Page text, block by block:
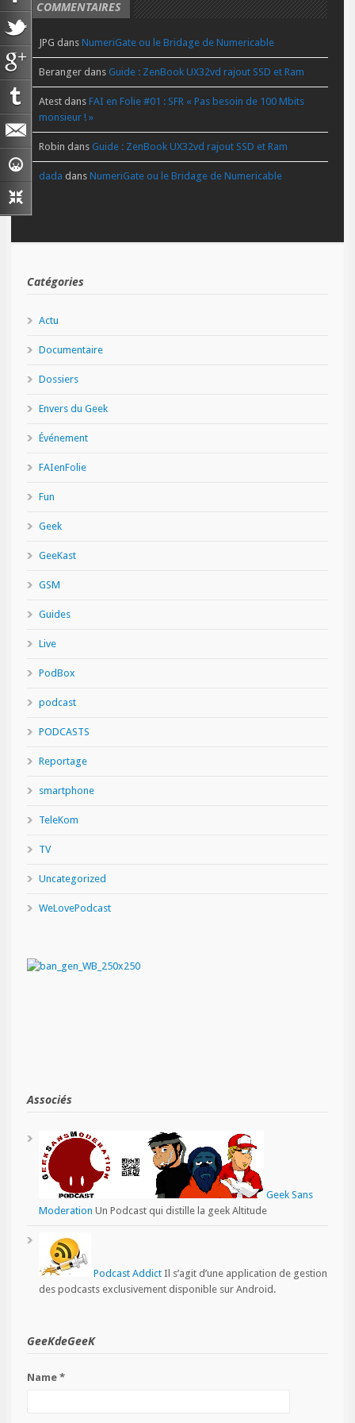
COMMENTAIRES
JPG dans NumeriGate ou le Bridage de Numericable
Beranger dans Guide : ZenBook UX32vd rajout SSD et Ram
Atest dans FAI en Folie #01 : SFR « Pas besoin de 100 Mbits
monsieur ! »
Robin dans Guide : ZenBook UX32vd rajout SSD et Ram
dada dans NumeriGate ou le Bridage de Numericable
Catégories
Actu
Documentaire
Dossiers
Envers du Geek
Événement
FAIenFolie
Fun
Geek
GeeKast
GSM
Guides
Live
PodBox
podcast
PODCASTS
Reportage
smartphone
TeleKom
TV
Uncategorized
WeLovePodcast
Associés
Geek Sans
Moderation Un Podcast qui distille la geek Altitude
Podcast Addict Il s’agit d’une application de gestion
des podcasts exclusivement disponible sur Android.
GeeKdeGeeK
Name *